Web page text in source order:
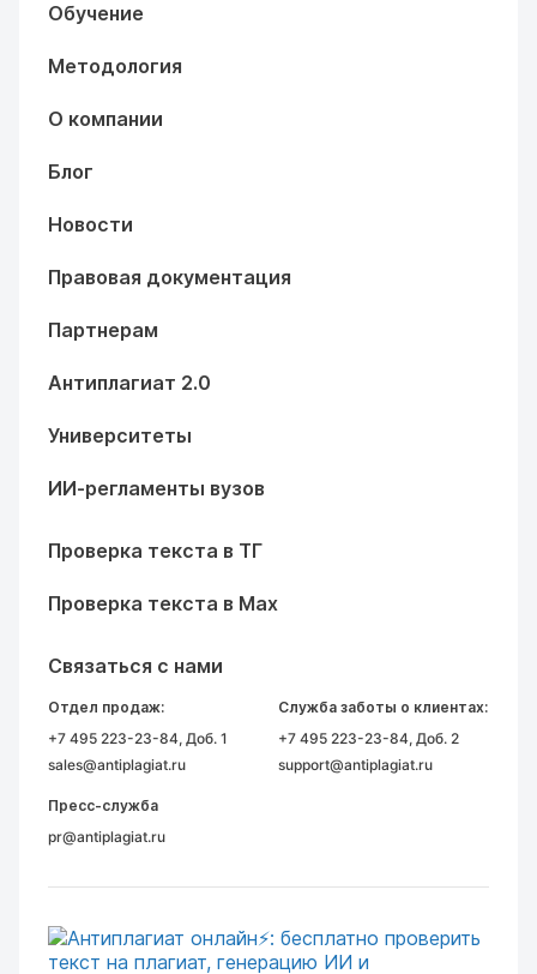
Обучение
Методология
О компании
Блог
Новости
Правовая документация
Партнерам
Антиплагиат 2.0
Университеты
ИИ-регламенты вузов
Проверка текста в ТГ
Проверка текста в Max
Связаться с нами
Отдел продаж:
+7 495 223-23-84, Доб. 1
sales@antiplagiat.ru
Служба заботы о клиентах:
+7 495 223-23-84, Доб. 2
support@antiplagiat.ru
Пресс-служба
pr@antiplagiat.ru